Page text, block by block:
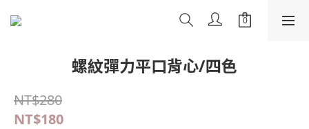
螺紋彈力平口背心/四色
NT$280
NT$180